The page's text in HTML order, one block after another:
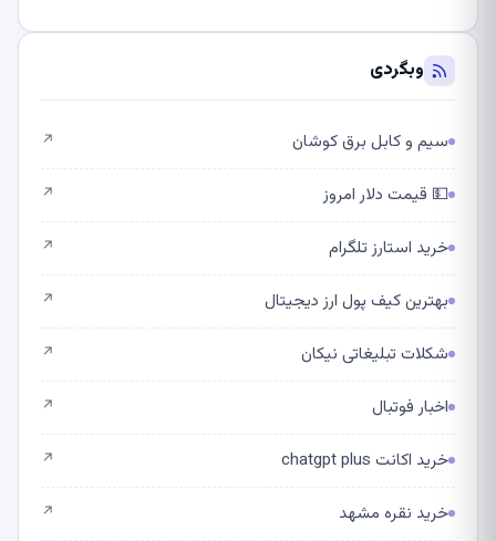
وبگردی
سیم و کابل برق کوشان ↗
💵 قیمت دلار امروز ↗
خرید استارز تلگرام ↗
بهترین کیف پول ارز دیجیتال ↗
شکلات تبلیغاتی نیکان ↗
اخبار فوتبال ↗
خرید اکانت chatgpt plus ↗
خرید نقره مشهد ↗